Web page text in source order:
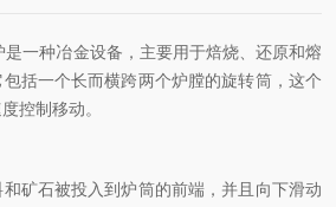
种冶金设备，主要用于焙烧、还原和熔
括一个长而横跨两个炉膛的旋转筒，这个
控制移动。
石被投入到炉筒的前端，并且向下滑动